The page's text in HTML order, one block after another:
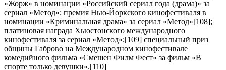
«Жорж» в номинации «Российский сериал года (драма)» за
сериал «Метод»; премия Нью-Йоркского кинофестиваля в
номинации «Криминальная драма» за сериал «Метод»[108];
платиновая награда Хьюстонского международного
кинофестиваля за сериал «Метод»;[109] специальный приз
общины Габрово на Международном кинофестивале
комедийного фильма «Смешен Филм Фест» за фильм «В
спорте только девушки».[110]